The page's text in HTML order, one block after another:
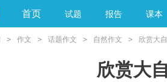
首页 试题 报告 课本
阅读理解 亲子教育
> 作文 > 话题作文 > 自然作文 > 欣赏大
欣赏大